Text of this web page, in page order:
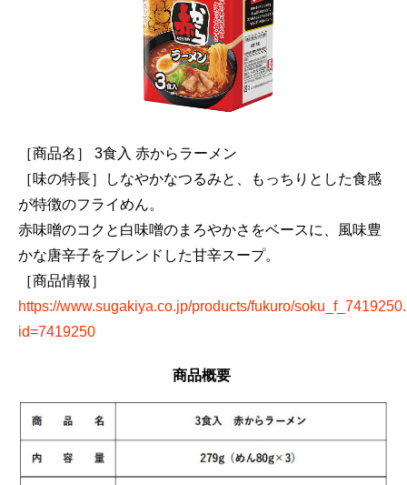
［商品名］ 3食入 赤からラーメン
［味の特長］しなやかなつるみと、もっちりとした食感
が特徴のフライめん。
赤味噌のコクと白味噌のまろやかさをベースに、風味豊
かな唐辛子をブレンドした甘辛スープ。
［商品情報］
https://www.sugakiya.co.jp/products/fukuro/
id=7419250
商品概要